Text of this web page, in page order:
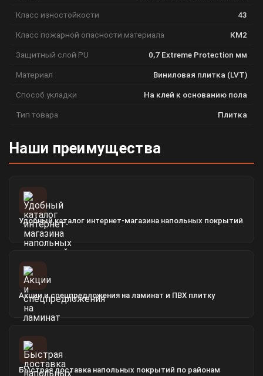
Класс изностойкости 43
Класс пожарной опасности материала КМ2
Защитный слой PU 0,7 Extreme Protection мм
Материал Виниловая плитка (LVT)
Способ укладки На клей к основанию пола
Тип товара Плитка
Наши преимущества
Удобный каталог интернет-магазина напольных покрытий
Акции и спецпредложения на ламинат и ПВХ плитку
Быстрая доставка напольных покрытий по районам